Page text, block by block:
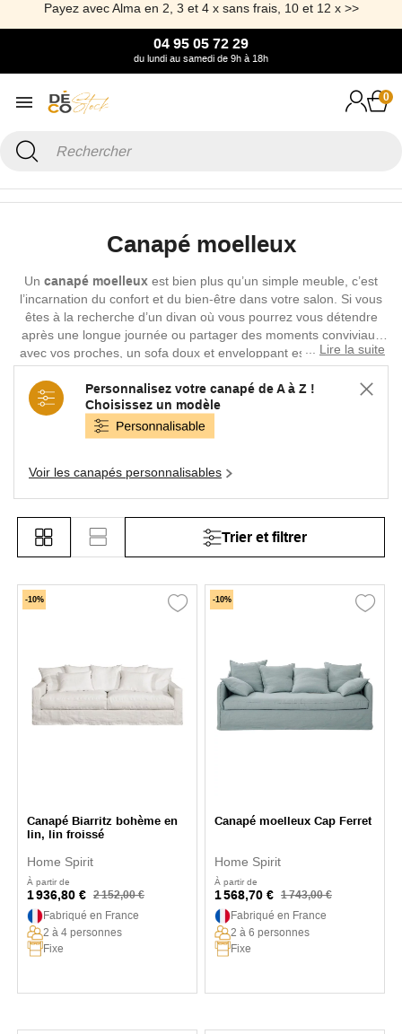
Payez avec Alma en 2, 3 et 4 x sans frais, 10 et 12 x >>
04 95 05 72 29
du lundi au samedi de 9h à 18h
0
Canapé moelleux
Un canapé moelleux est bien plus qu’un simple meuble, c’est
l’incarnation du confort et du bien-être dans votre salon. Si vous
êtes à la recherche d’un divan où vous pourrez vous détendre
après une longue journée ou partager des moments conviviaux
avec vos proches, un sofa doux et enveloppant est l’élément clé
pour créer une atmosphère chaleureuse chez vous.
Lire la suite
Personnalisez votre canapé de A à Z !
Choisissez un modèle
Voir les canapés personnalisables
Trier et filtrer
-10%
Canapé Biarritz bohème en
lin, lin froissé
Home Spirit
À partir de
1 936,80 € 2 152,00 €
Fabriqué en France
2 à 4 personnes
Fixe
-10%
Canapé moelleux Cap Ferret
Home Spirit
À partir de
1 568,70 € 1 743,00 €
Fabriqué en France
2 à 6 personnes
Fixe